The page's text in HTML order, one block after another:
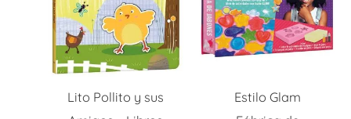
Lito Pollito y sus
Estilo Glam